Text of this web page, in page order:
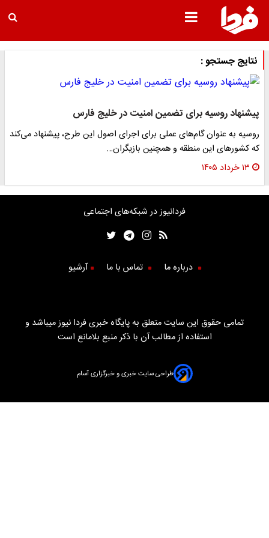
نتایج جستجو :
پیشنهاد روسیه برای تضمین امنیت در خلیج فارس
روسیه به عنوان گام‌های عملی برای اجرای اصول این طرح، پیشنهاد می‌کند
که کشورهای این منطقه و همچنین بازیگران…
۱۳ خرداد ۱۴۰۵
فردانیوز در شبکه‌های اجتماعی
درباره ما تماس با ما آرشیو
تمامی حقوق این سایت متعلق به پایگاه خبری فردا نیوز میباشد و
استفاده از مطالب آن با ذکر منبع بلامانع است
طراحی سایت خبری و خبرگزاری آسام